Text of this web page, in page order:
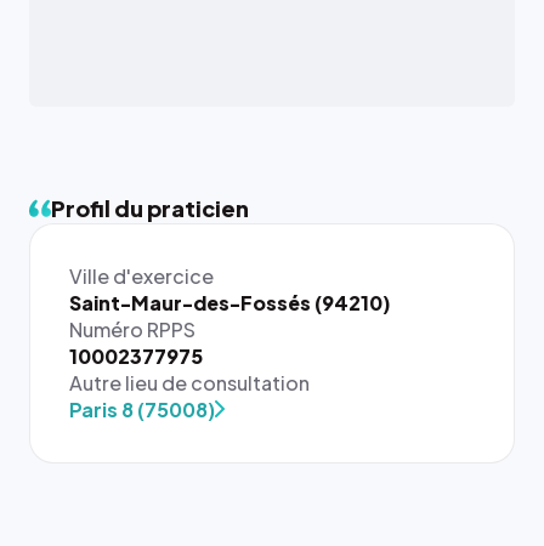
Profil du praticien
Ville d'exercice
Saint-Maur-des-Fossés (94210)
Numéro RPPS
10002377975
Autre lieu de consultation
Paris 8 (75008)
{# 40×40
: la taille
rendue par
`.profile-